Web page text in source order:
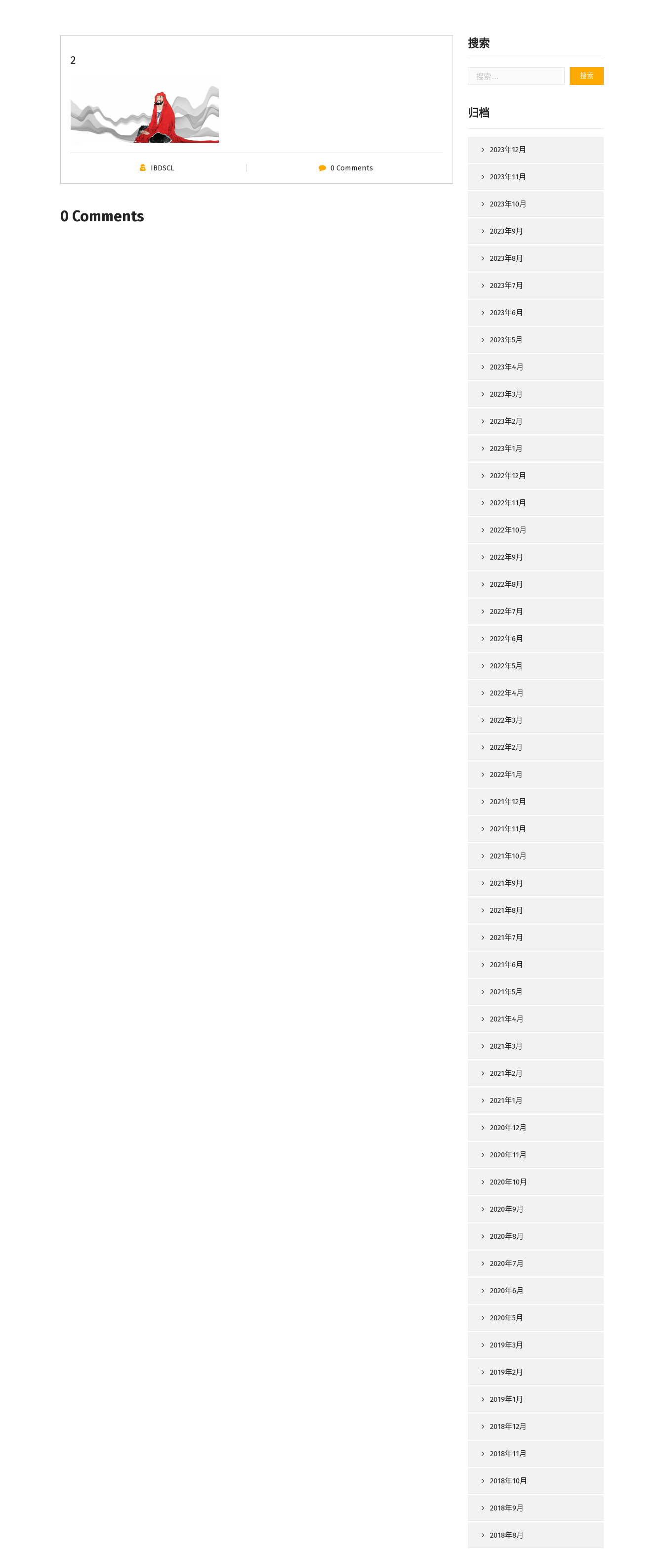
2
IBDSCL 0 Comments
0 Comments
搜索
索：
归档
2023年12月
2023年11月
2023年10月
2023年9月
2023年8月
2023年7月
2023年6月
2023年5月
2023年4月
2023年3月
2023年2月
2023年1月
2022年12月
2022年11月
2022年10月
2022年9月
2022年8月
2022年7月
2022年6月
2022年5月
2022年4月
2022年3月
2022年2月
2022年1月
2021年12月
2021年11月
2021年10月
2021年9月
2021年8月
2021年7月
2021年6月
2021年5月
2021年4月
2021年3月
2021年2月
2021年1月
2020年12月
2020年11月
2020年10月
2020年9月
2020年8月
2020年7月
2020年6月
2020年5月
2019年3月
2019年2月
2019年1月
2018年12月
2018年11月
2018年10月
2018年9月
2018年8月